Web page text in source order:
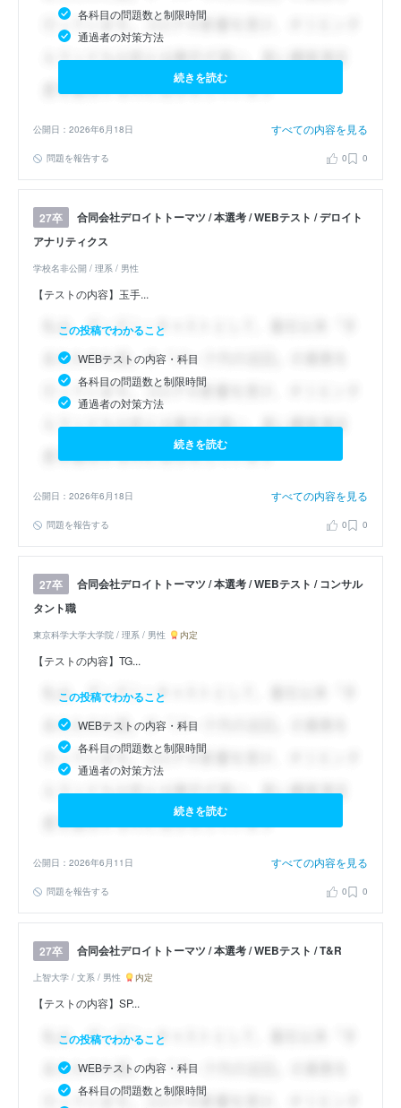
各科目の問題数と制限時間
通過者の対策方法
続きを読む
公開日：2026年6月18日 すべての内容を見る
問題を報告する 0 0
27卒
合同会社デロイトトーマツ / 本選考 / WEBテスト / デロイト
アナリティクス
学校名非公開 / 理系 / 男性
【テストの内容】玉手...
この投稿でわかること
WEBテストの内容・科目
各科目の問題数と制限時間
通過者の対策方法
続きを読む
公開日：2026年6月18日 すべての内容を見る
問題を報告する 0 0
27卒
合同会社デロイトトーマツ / 本選考 / WEBテスト / コンサル
タント職
東京科学大学大学院 / 理系 / 男性 内定
【テストの内容】TG...
この投稿でわかること
WEBテストの内容・科目
各科目の問題数と制限時間
通過者の対策方法
続きを読む
公開日：2026年6月11日 すべての内容を見る
問題を報告する 0 0
27卒 合同会社デロイトトーマツ / 本選考 / WEBテスト / T&R
上智大学 / 文系 / 男性 内定
【テストの内容】SP...
この投稿でわかること
WEBテストの内容・科目
各科目の問題数と制限時間